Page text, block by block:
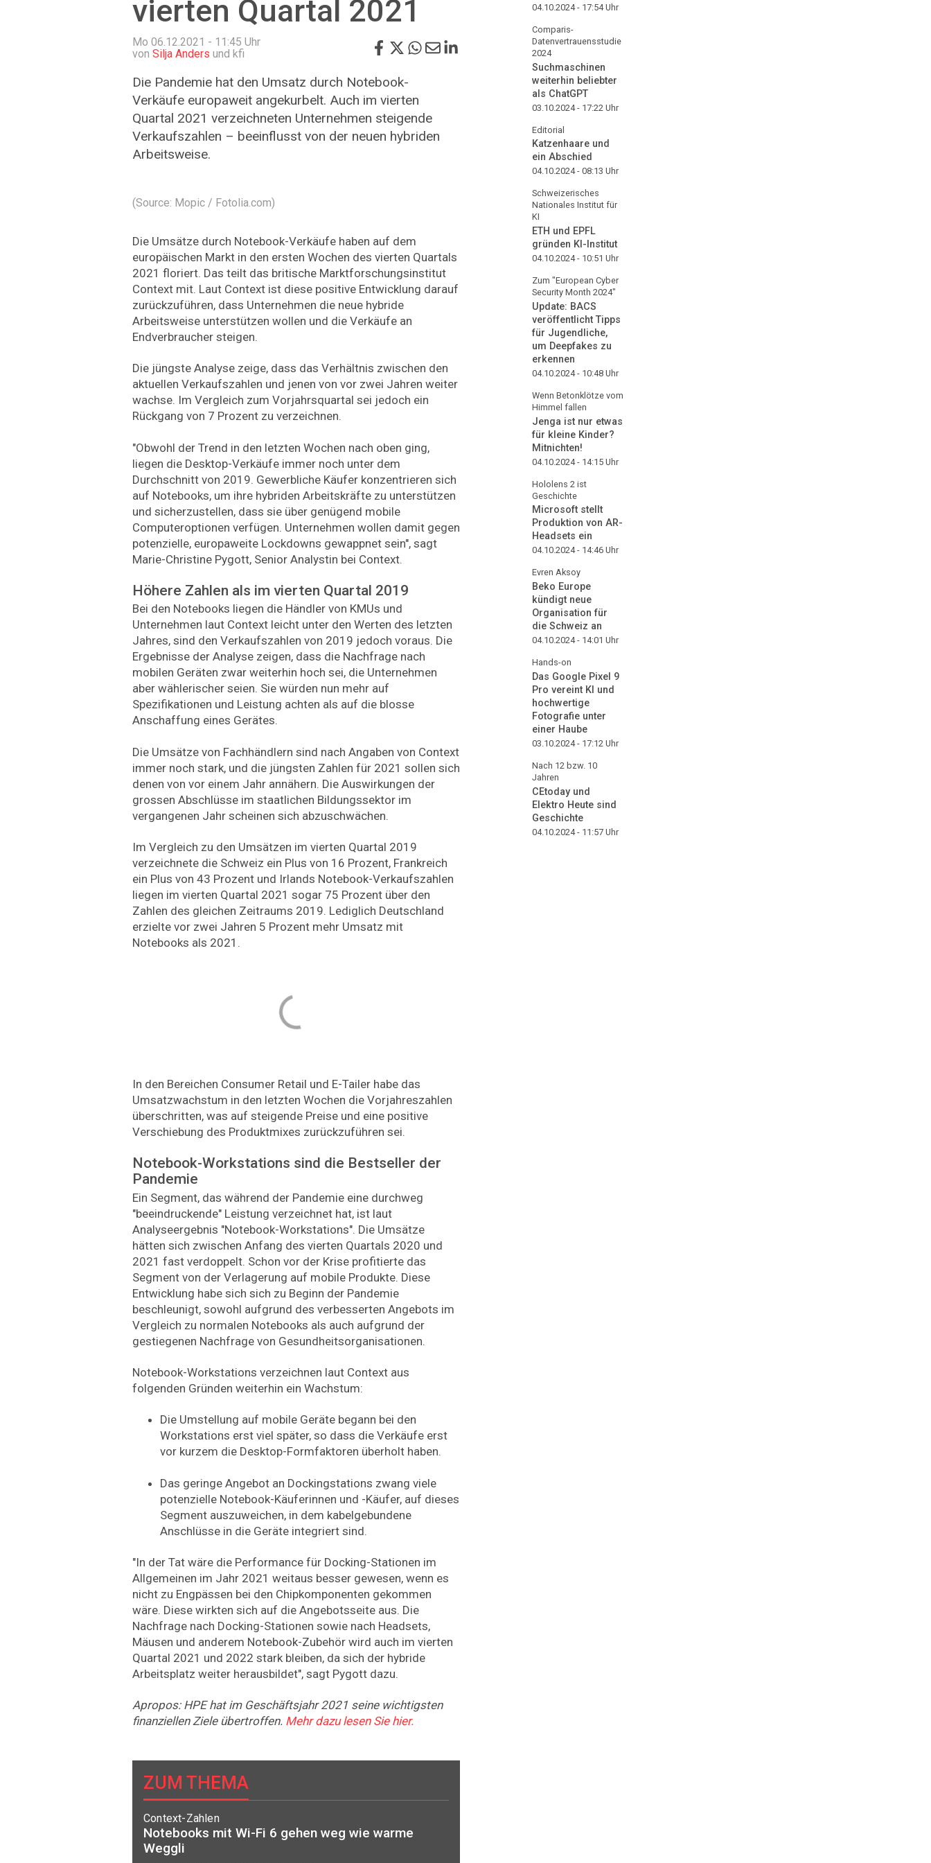
vierten Quartal 2021
Mo 06.12.2021 - 11:45 Uhr
von Silja Anders und kfi
Die Pandemie hat den Umsatz durch Notebook-
Verkäufe europaweit angekurbelt. Auch im vierten
Quartal 2021 verzeichneten Unternehmen steigende
Verkaufszahlen – beeinflusst von der neuen hybriden
Arbeitsweise.
(Source: Mopic / Fotolia.com)
Die Umsätze durch Notebook-Verkäufe haben auf dem
europäischen Markt in den ersten Wochen des vierten Quartals
2021 floriert. Das teilt das britische Marktforschungsinstitut
Context mit. Laut Context ist diese positive Entwicklung darauf
zurückzuführen, dass Unternehmen die neue hybride
Arbeitsweise unterstützen wollen und die Verkäufe an
Endverbraucher steigen.
Die jüngste Analyse zeige, dass das Verhältnis zwischen den
aktuellen Verkaufszahlen und jenen von vor zwei Jahren weiter
wachse. Im Vergleich zum Vorjahrsquartal sei jedoch ein
Rückgang von 7 Prozent zu verzeichnen.
"Obwohl der Trend in den letzten Wochen nach oben ging,
liegen die Desktop-Verkäufe immer noch unter dem
Durchschnitt von 2019. Gewerbliche Käufer konzentrieren sich
auf Notebooks, um ihre hybriden Arbeitskräfte zu unterstützen
und sicherzustellen, dass sie über genügend mobile
Computeroptionen verfügen. Unternehmen wollen damit gegen
potenzielle, europaweite Lockdowns gewappnet sein", sagt
Marie-Christine Pygott, Senior Analystin bei Context.
Höhere Zahlen als im vierten Quartal 2019
Bei den Notebooks liegen die Händler von KMUs und
Unternehmen laut Context leicht unter den Werten des letzten
Jahres, sind den Verkaufszahlen von 2019 jedoch voraus. Die
Ergebnisse der Analyse zeigen, dass die Nachfrage nach
mobilen Geräten zwar weiterhin hoch sei, die Unternehmen
aber wählerischer seien. Sie würden nun mehr auf
Spezifikationen und Leistung achten als auf die blosse
Anschaffung eines Gerätes.
Die Umsätze von Fachhändlern sind nach Angaben von Context
immer noch stark, und die jüngsten Zahlen für 2021 sollen sich
denen von vor einem Jahr annähern. Die Auswirkungen der
grossen Abschlüsse im staatlichen Bildungssektor im
vergangenen Jahr scheinen sich abzuschwächen.
Im Vergleich zu den Umsätzen im vierten Quartal 2019
verzeichnete die Schweiz ein Plus von 16 Prozent, Frankreich
ein Plus von 43 Prozent und Irlands Notebook-Verkaufszahlen
liegen im vierten Quartal 2021 sogar 75 Prozent über den
Zahlen des gleichen Zeitraums 2019. Lediglich Deutschland
erzielte vor zwei Jahren 5 Prozent mehr Umsatz mit
Notebooks als 2021.
In den Bereichen Consumer Retail und E-Tailer habe das
Umsatzwachstum in den letzten Wochen die Vorjahreszahlen
überschritten, was auf steigende Preise und eine positive
Verschiebung des Produktmixes zurückzuführen sei.
Notebook-Workstations sind die Bestseller der
Pandemie
Ein Segment, das während der Pandemie eine durchweg
"beeindruckende" Leistung verzeichnet hat, ist laut
Analyseergebnis "Notebook-Workstations". Die Umsätze
hätten sich zwischen Anfang des vierten Quartals 2020 und
2021 fast verdoppelt. Schon vor der Krise profitierte das
Segment von der Verlagerung auf mobile Produkte. Diese
Entwicklung habe sich sich zu Beginn der Pandemie
beschleunigt, sowohl aufgrund des verbesserten Angebots im
Vergleich zu normalen Notebooks als auch aufgrund der
gestiegenen Nachfrage von Gesundheitsorganisationen.
Notebook-Workstations verzeichnen laut Context aus
folgenden Gründen weiterhin ein Wachstum:
Die Umstellung auf mobile Geräte begann bei den
Workstations erst viel später, so dass die Verkäufe erst
vor kurzem die Desktop-Formfaktoren überholt haben.
Das geringe Angebot an Dockingstations zwang viele
potenzielle Notebook-Käuferinnen und -Käufer, auf dieses
Segment auszuweichen, in dem kabelgebundene
Anschlüsse in die Geräte integriert sind.
"In der Tat wäre die Performance für Docking-Stationen im
Allgemeinen im Jahr 2021 weitaus besser gewesen, wenn es
nicht zu Engpässen bei den Chipkomponenten gekommen
wäre. Diese wirkten sich auf die Angebotsseite aus. Die
Nachfrage nach Docking-Stationen sowie nach Headsets,
Mäusen und anderem Notebook-Zubehör wird auch im vierten
Quartal 2021 und 2022 stark bleiben, da sich der hybride
Arbeitsplatz weiter herausbildet", sagt Pygott dazu.
Apropos: HPE hat im Geschäftsjahr 2021 seine wichtigsten
finanziellen Ziele übertroffen. Mehr dazu lesen Sie hier.
ZUM THEMA
Context-Zahlen
Notebooks mit Wi-Fi 6 gehen weg wie warme
Weggli
04.10.2024 - 17:54Uhr
Comparis-
Datenvertrauensstudie
2024
Suchmaschinen
weiterhin beliebter
als ChatGPT
03.10.2024 - 17:22 Uhr
Editorial
Katzenhaare und
ein Abschied
04.10.2024 - 08:13 Uhr
Schweizerisches
Nationales Institut für
KI
ETH und EPFL
gründen KI-Institut
04.10.2024 - 10:51 Uhr
Zum "European Cyber
Security Month 2024"
Update: BACS
veröffentlicht Tipps
für Jugendliche,
um Deepfakes zu
erkennen
04.10.2024 - 10:48 Uhr
Wenn Betonklötze vom
Himmel fallen
Jenga ist nur etwas
für kleine Kinder?
Mitnichten!
04.10.2024 - 14:15 Uhr
Hololens 2 ist
Geschichte
Microsoft stellt
Produktion von AR-
Headsets ein
04.10.2024 - 14:46 Uhr
Evren Aksoy
Beko Europe
kündigt neue
Organisation für
die Schweiz an
04.10.2024 - 14:01 Uhr
Hands-on
Das Google Pixel 9
Pro vereint KI und
hochwertige
Fotografie unter
einer Haube
03.10.2024 - 17:12 Uhr
Nach 12 bzw. 10
Jahren
CEtoday und
Elektro Heute sind
Geschichte
04.10.2024 - 11:57 Uhr